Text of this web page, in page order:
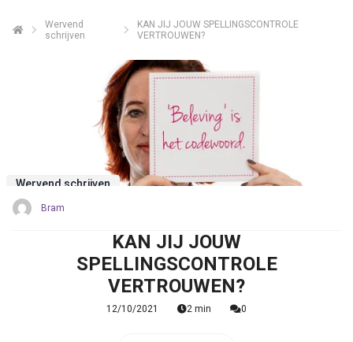
Wervend
schrijven
KAN JIJ JOUW SPELLINGSCONTROLE
VERTROUWEN?
Wervend schrijven
Bram
KAN JIJ JOUW
SPELLINGSCONTROLE
VERTROUWEN?
12/10/2021 2 min 0